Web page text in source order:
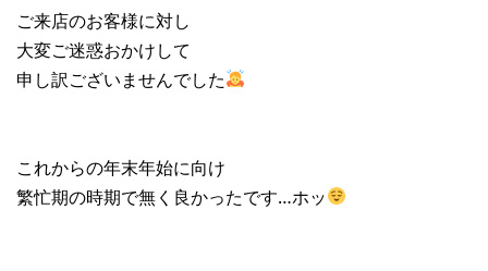
ご来店のお客様に対し
大変ご迷惑おかけして
申し訳ございませんでした
これからの年末年始に向け
繁忙期の時期で無く良かったです…ホッ